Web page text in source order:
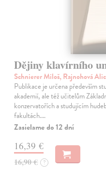
Dějiny klavírního
Schnierer Miloš, Rajnohová
Publikace je určena především
akademií, ale též učitelům
konzervatořích a studujícím
fakultách.…
Zasielame do 12 dní
16,39 €
16,90 € ?